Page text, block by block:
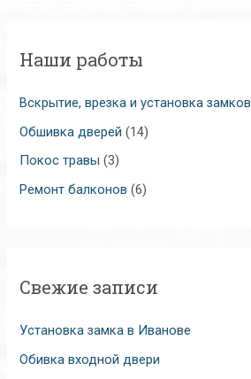
:Наши работы
Вскрытие, врезка и установка замков
Обшивка дверей (14)
Покос травы (3)
Ремонт балконов (6)
Свежие записи
Установка замка в Иванове
Обивка входной двери